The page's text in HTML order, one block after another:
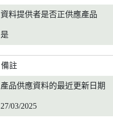
資料提供者是否正供應產品
是
備註
產品供應資料的最近更新日期
27/03/2025